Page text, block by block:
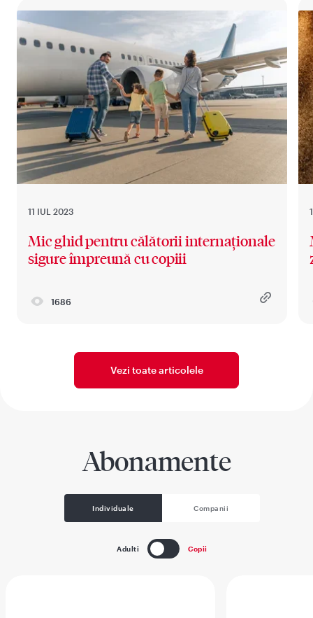
11 IUL 2023
Mic ghid pentru călătorii internaționale
sigure împreună cu copiii
1686
Vezi toate articolele
Abonamente
Individuale Companii
Adulti Copii